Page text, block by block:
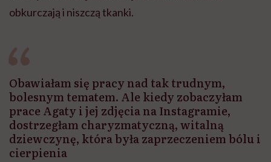
obkurczają i niszczą tkanki.
Obawiałam się pracy nad tak trudnym,
bolesnym tematem. Ale kiedy zobaczyłam
prace Agaty i jej zdjęcia na Instagramie,
dostrzegłam charyzmatyczną, witalną
dziewczynę, która była zaprzeczeniem bólu i
cierpienia